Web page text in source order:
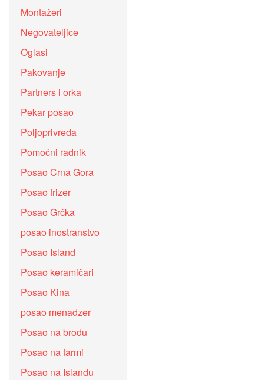
Montažeri
Negovateljice
Oglasi
Pakovanje
Partners i orka
Pekar posao
Poljoprivreda
Pomoćni radnik
Posao Crna Gora
Posao frizer
Posao Grčka
posao inostranstvo
Posao Island
Posao keramičari
Posao Kina
posao menadzer
Posao na brodu
Posao na farmi
Posao na Islandu